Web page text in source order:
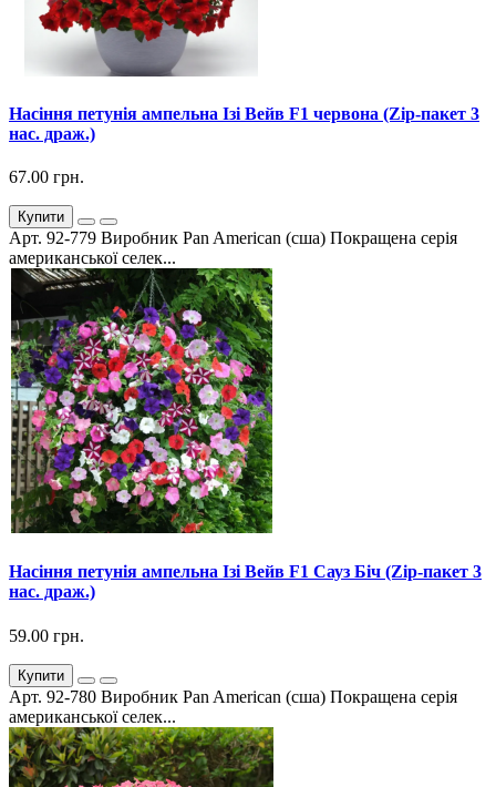
Насіння петунія ампельна Ізі Вейв F1 червона (Zip-пакет 3
нас. драж.)
67.00 грн.
Купити
Арт. 92-779 Виробник Pan American (сша) Покращена серія
американської селек...
Насіння петунія ампельна Ізі Вейв F1 Сауз Біч (Zip-пакет 3
нас. драж.)
59.00 грн.
Купити
Арт. 92-780 Виробник Pan American (сша) Покращена серія
американської селек...